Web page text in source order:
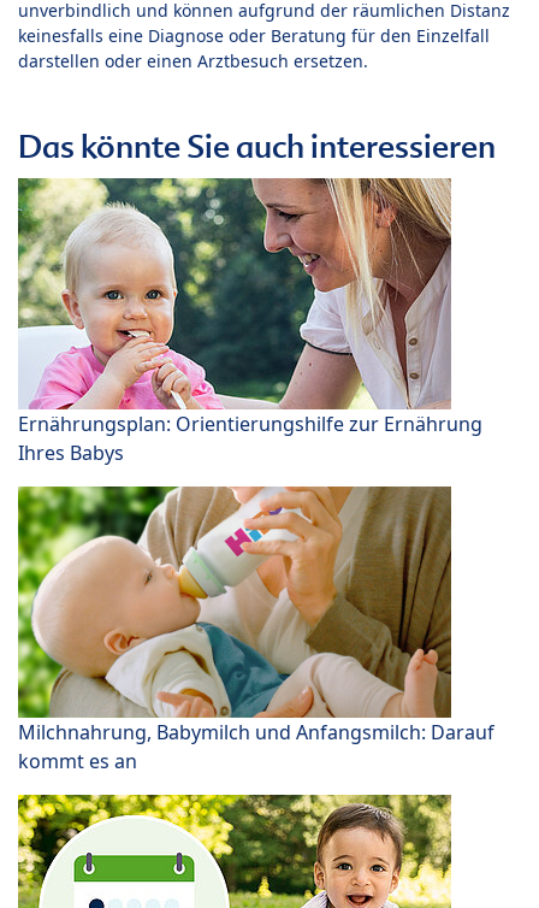
unverbindlich und können aufgrund der räumlichen Distanz
keinesfalls eine Diagnose oder Beratung für den Einzelfall
darstellen oder einen Arztbesuch ersetzen.
Das könnte Sie auch interessieren
Ernährungsplan: Orientierungshilfe zur Ernährung
Ihres Babys
Milchnahrung, Babymilch und Anfangsmilch: Darauf
kommt es an